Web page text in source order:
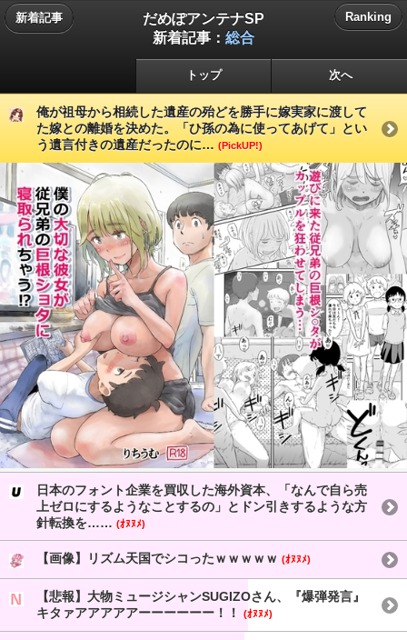
新着記事
だめぽアンテナSP
新着記事： 総合
Ranking
トップ 次へ
俺が祖母から相続した遺産の殆どを勝手に嫁実家に渡して
た嫁との離婚を決めた。「ひ孫の為に使ってあげて」とい
う遺言付きの遺産だったのに… (PickUP!)
日本のフォント企業を買収した海外資本、「なんで自ら売
上ゼロにするようなことするの」とドン引きするような方
針転換を…… (ｵﾇﾇﾒ)
【画像】リズム天国でシコったｗｗｗｗｗ (ｵﾇﾇﾒ)
【悲報】大物ミュージシャンSUGIZOさん、『爆弾発言』
キタァアアアアアーーーーーー！！
(ｵﾇﾇﾒ)